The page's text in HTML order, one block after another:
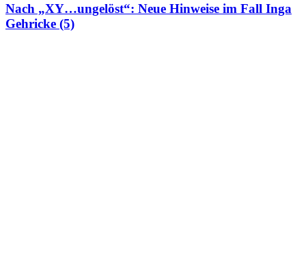
Nach „XY…ungelöst“: Neue Hinweise im Fall Inga
Gehricke (5)